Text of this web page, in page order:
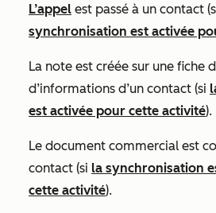
L’appel est passé à un contact
synchronisation est activée
La note est créée sur une fiche
d’informations d’un contact (si
est activée pour cette activité).
Le document commercial est
contact (si la synchronisation
cette activité).